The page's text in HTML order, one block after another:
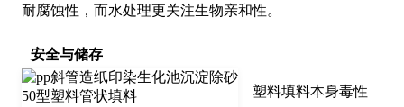
耐腐蚀性，而水处理更关注生物亲和性。
安全与储存
塑料填料本身毒性